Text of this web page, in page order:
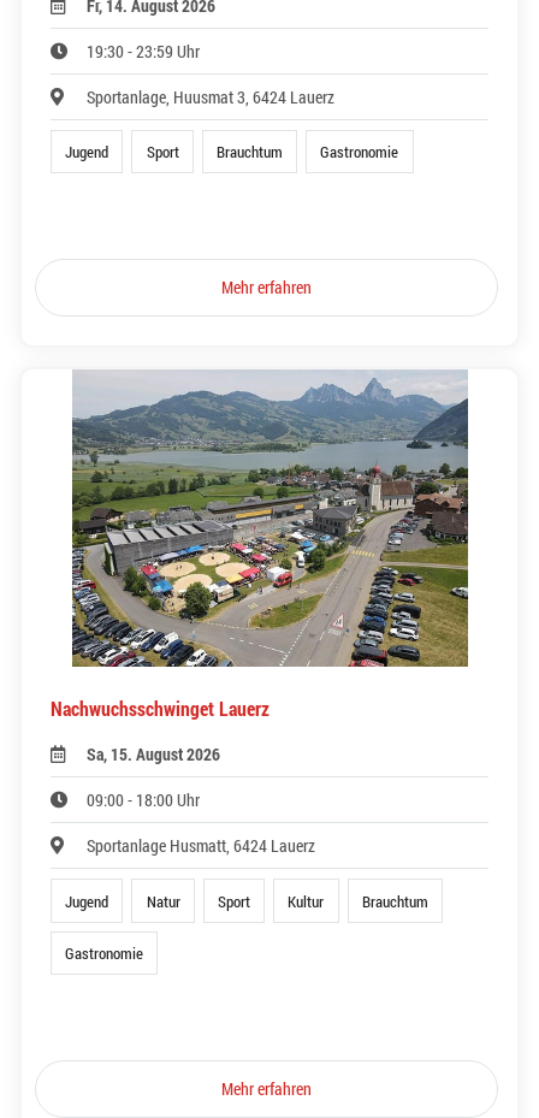
Fr, 14. August 2026
19:30 - 23:59 Uhr
Sportanlage, Huusmat 3, 6424 Lauerz
Jugend Sport Brauchtum Gastronomie
Mehr erfahren
Nachwuchsschwinget Lauerz
Sa, 15. August 2026
09:00 - 18:00 Uhr
Sportanlage Husmatt, 6424 Lauerz
Jugend Natur Sport Kultur Brauchtum
Gastronomie
Mehr erfahren